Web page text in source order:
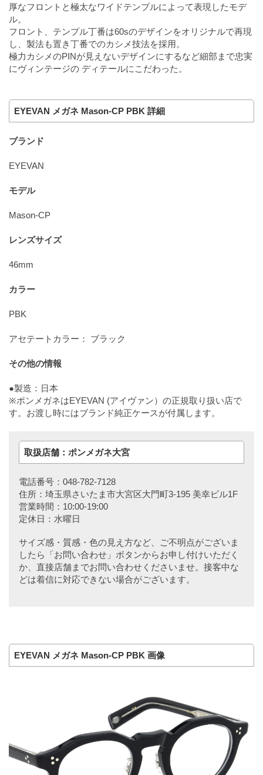
厚なフロントと極太なワイドテンプルによって表現したモデ
ル。
フロント、テンプル丁番は60sのデザインをオリジナルで再現
し、製法も置き丁番でのカシメ技法を採用。
極力カシメのPINが見えないデザインにするなど細部まで忠実
にヴィンテージの ディテールにこだわった。
EYEVAN メガネ Mason-CP PBK 詳細
ブランド
EYEVAN
モデル
Mason-CP
レンズサイズ
46mm
カラー
PBK
アセテートカラー： ブラック
その他の情報
●製造：日本
※ポンメガネはEYEVAN (アイヴァン）の正規取り扱い店で
す。お渡し時にはブランド純正ケースが付属します。
取扱店舗：ポンメガネ大宮
電話番号：048-782-7128
住所：埼玉県さいたま市大宮区大門町3-195 美幸ビル1F
営業時間：10:00-19:00
定休日：水曜日
サイズ感・質感・色の見え方など、ご不明点がございま
したら「お問い合わせ」ボタンからお申し付けいただく
か、直接店舗までお問い合わせくださいませ。接客中な
どは着信に対応できない場合がございます。
EYEVAN メガネ Mason-CP PBK 画像